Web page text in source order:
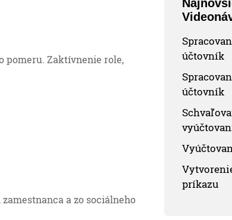
pomeru. Zaktívnenie role,
a zo sociálneho
účtovník
účtovník
príkazu